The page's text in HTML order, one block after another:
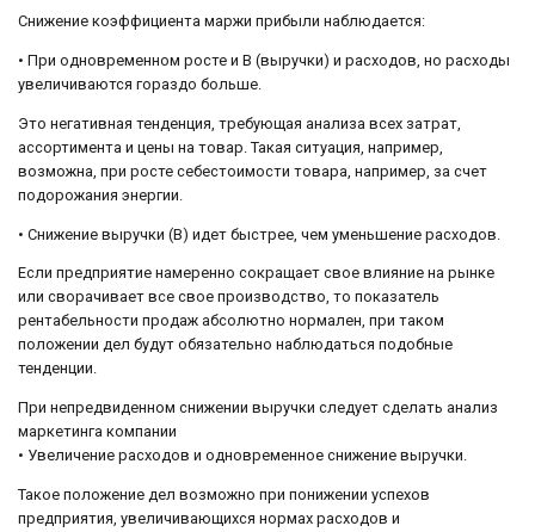
Снижение коэффициента маржи прибыли наблюдается:
• При одновременном росте и В (выручки) и расходов, но расходы
увеличиваются гораздо больше.
Это негативная тенденция, требующая анализа всех затрат,
ассортимента и цены на товар. Такая ситуация, например,
возможна, при росте себестоимости товара, например, за счет
подорожания энергии.
• Снижение выручки (В) идет быстрее, чем уменьшение расходов.
Если предприятие намеренно сокращает свое влияние на рынке
или сворачивает все свое производство, то показатель
рентабельности продаж абсолютно нормален, при таком
положении дел будут обязательно наблюдаться подобные
тенденции.
При непредвиденном снижении выручки следует сделать анализ
маркетинга компании
• Увеличение расходов и одновременное снижение выручки.
Такое положение дел возможно при понижении успехов
предприятия, увеличивающихся нормах расходов и